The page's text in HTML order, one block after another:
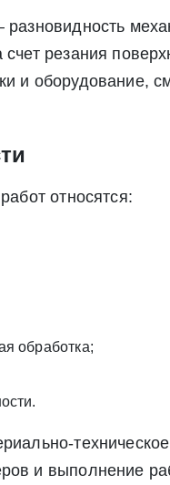
счет резания
и оборудование,
относятся:
обработка;
и выполнение